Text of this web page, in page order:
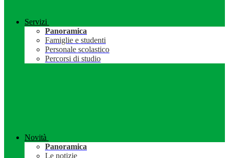
Servizi
Panoramica
Famiglie e studenti
Personale scolastico
Percorsi di studio
Novità
Panoramica
Le notizie